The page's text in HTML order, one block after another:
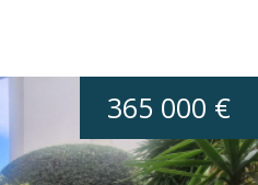
365 000 €